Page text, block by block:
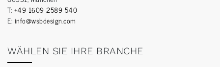
T: +49 1609 2589 540
E: info@wsbdesign.com
WÄHLEN SIE IHRE BRANCHE